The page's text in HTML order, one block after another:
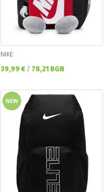
NIKE
Текуща цена:
39,99 € / 78,21 BGN
NEW